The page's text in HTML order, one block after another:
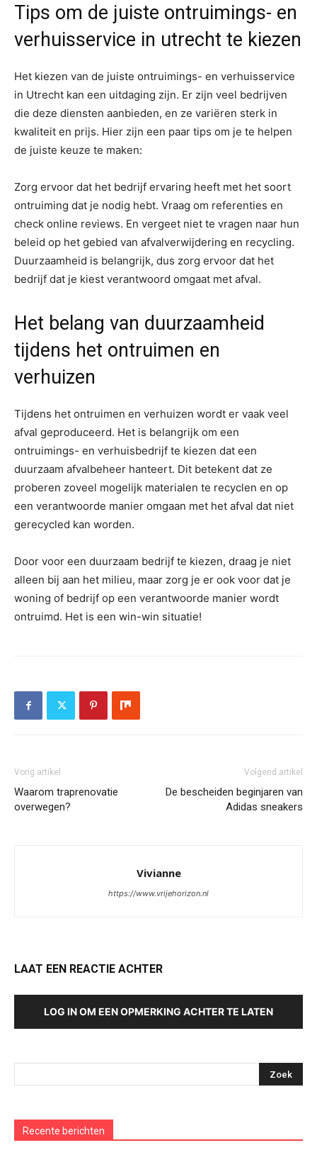
Tips om de juiste ontruimings- en
verhuisservice in utrecht te kiezen
Het kiezen van de juiste ontruimings- en verhuisservice
in Utrecht kan een uitdaging zijn. Er zijn veel bedrijven
die deze diensten aanbieden, en ze variëren sterk in
kwaliteit en prijs. Hier zijn een paar tips om je te helpen
de juiste keuze te maken:
Zorg ervoor dat het bedrijf ervaring heeft met het soort
ontruiming dat je nodig hebt. Vraag om referenties en
check online reviews. En vergeet niet te vragen naar hun
beleid op het gebied van afvalverwijdering en recycling.
Duurzaamheid is belangrijk, dus zorg ervoor dat het
bedrijf dat je kiest verantwoord omgaat met afval.
Het belang van duurzaamheid
tijdens het ontruimen en
verhuizen
Tijdens het ontruimen en verhuizen wordt er vaak veel
afval geproduceerd. Het is belangrijk om een
ontruimings- en verhuisbedrijf te kiezen dat een
duurzaam afvalbeheer hanteert. Dit betekent dat ze
proberen zoveel mogelijk materialen te recyclen en op
een verantwoorde manier omgaan met het afval dat niet
gerecycled kan worden.
Door voor een duurzaam bedrijf te kiezen, draag je niet
alleen bij aan het milieu, maar zorg je er ook voor dat je
woning of bedrijf op een verantwoorde manier wordt
ontruimd. Het is een win-win situatie!
Vorig artikel
Waarom traprenovatie
overwegen?
Volgend artikel
De bescheiden beginjaren van
Adidas sneakers
Vivianne
https://www.vrijehorizon.nl
LAAT EEN REACTIE ACHTER
LOG IN OM EEN OPMERKING ACHTER TE LATEN
Recente berichten